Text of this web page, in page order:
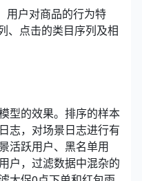
用户对商品的行为特
、点击的类目序列及相
型的效果。排序的样本
志，对场景日志进行有
活跃用户、黑名单用
户，过滤数据中混杂的